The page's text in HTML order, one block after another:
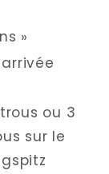
»
ou 3
sur le